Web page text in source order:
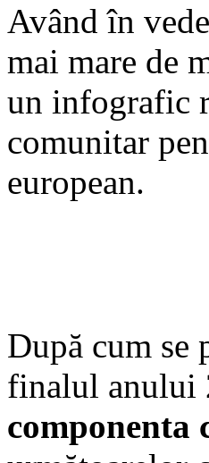
Având în
mai mare de
un infografic
comunitar
european.
După cum se
finalul anului
componenta